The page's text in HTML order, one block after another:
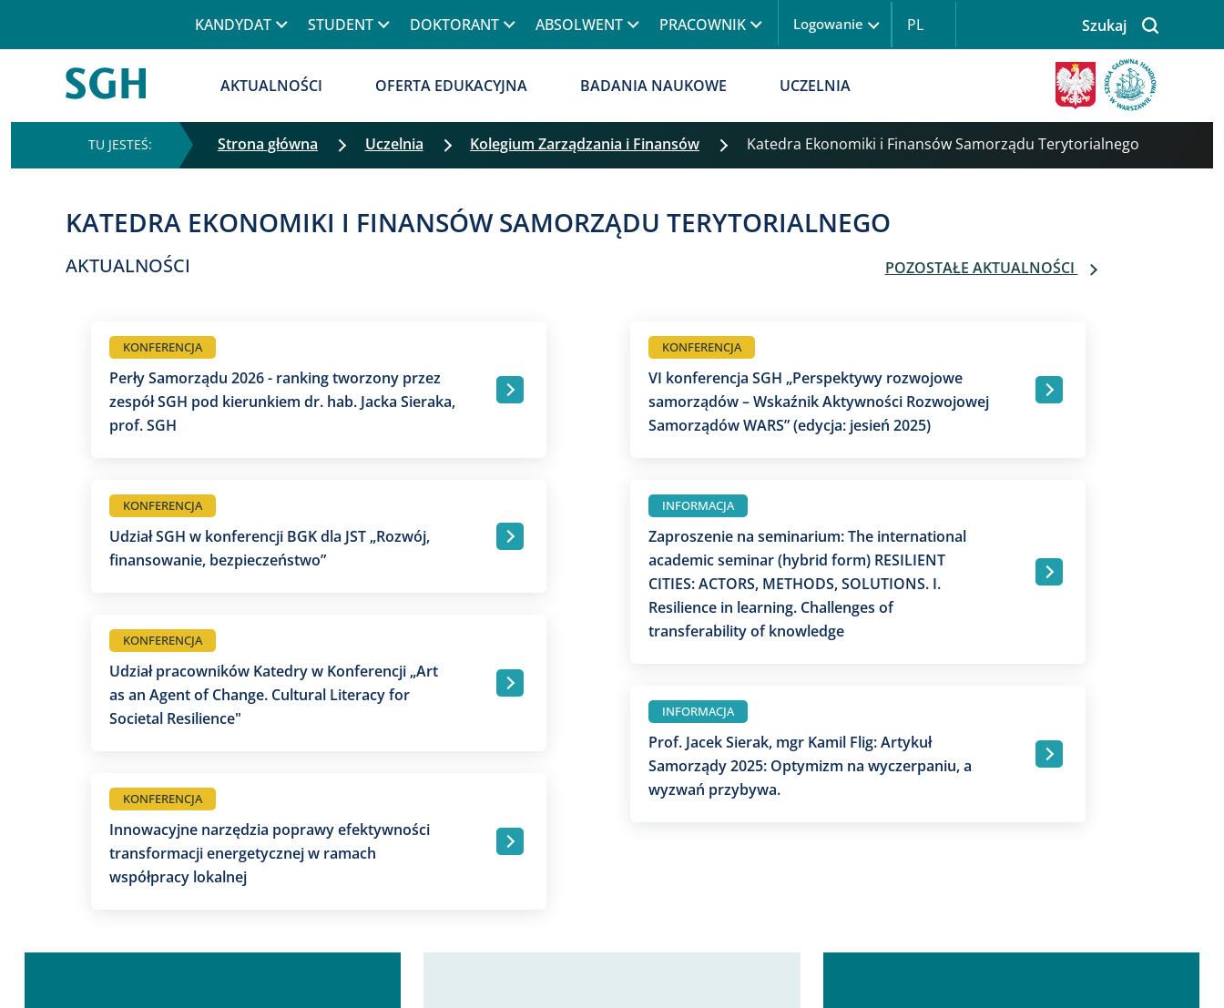
KANDYDAT STUDENT DOKTORANT ABSOLWENT PRACOWNIK Logowanie PL Szukaj
AKTUALNOŚCI OFERTA EDUKACYJNA BADANIA NAUKOWE UCZELNIA
Strona główna Uczelnia Kolegium Zarządzania i Finansów Katedra Ekonomiki i Finansów Samorządu Terytorialnego
KATEDRA EKONOMIKI I FINANSÓW SAMORZĄDU TERYTORIALNEGO
AKTUALNOŚCI POZOSTAŁE AKTUALNOŚCI
KONFERENCJA
Perły Samorządu 2026 - ranking tworzony przez
zespół SGH pod kierunkiem dr. hab. Jacka Sieraka,
prof. SGH
.
KONFERENCJA
Udział SGH w konferencji BGK dla JST „Rozwój,
finansowanie, bezpieczeństwo”
.
KONFERENCJA
Udział pracowników Katedry w Konferencji „Art
as an Agent of Change. Cultural Literacy for
Societal Resilience"
.
KONFERENCJA
Innowacyjne narzędzia poprawy efektywności
transformacji energetycznej w ramach
współpracy lokalnej
.
KONFERENCJA
VI konferencja SGH „Perspektywy rozwojowe
samorządów – Wskaźnik Aktywności Rozwojowej
Samorządów WARS” (edycja: jesień 2025)
.
INFORMACJA
Zaproszenie na seminarium: The international
academic seminar (hybrid form) RESILIENT
CITIES: ACTORS, METHODS, SOLUTIONS. I.
Resilience in learning. Challenges of
transferability of knowledge
.
INFORMACJA
Prof. Jacek Sierak, mgr Kamil Flig: Artykuł
Samorządy 2025: Optymizm na wyczerpaniu, a
wyzwań przybywa.
.